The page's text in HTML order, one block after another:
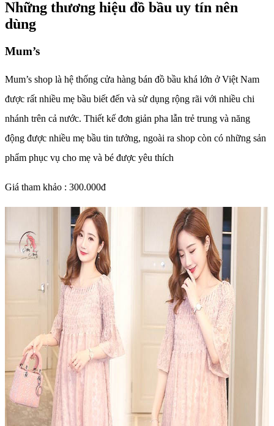
Những thương hiệu đồ bầu uy tín nên
dùng
Mum’s
Mum’s shop là hệ thống cửa hàng bán đồ bầu khá lớn ở Việt Nam
được rất nhiều mẹ bầu biết đến và sử dụng rộng rãi với nhiều chi
nhánh trên cả nước. Thiết kế đơn giản pha lẫn trẻ trung và năng
động được nhiều mẹ bầu tin tưởng, ngoài ra shop còn có những sản
phẩm phục vụ cho mẹ và bé được yêu thích
Giá tham khảo : 300.000đ